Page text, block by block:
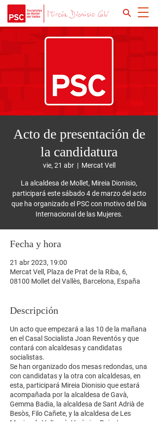
Acto de presentación de
la candidatura
vie, 21 abr
  |
Mercat Vell
La alcaldesa de Mollet, Mireia Dionisio,
participará este sábado 4 de marzo del acto
que ha organizado el PSC con motivo del Día
Internacional de las Mujeres.
Fecha y hora
21 abr 2023, 19:00
Mercat Vell, Plaza de Prat de la Riba, 6,
08100 Mollet del Vallès, Barcelona, España
Descripción
Un acto que empezará a las 10 de la mañana
en el Casal Socialista Joan Reventós y que
contará con alcaldesas y candidatas
socialistas.
Se han organizado dos mesas redondas, una
con candidatas y la otra con alcaldesas, en
esta, participará Mireia Dionisio que estará
acompañada por la alcaldesa de Gavà,
Gemma Badia, la alcaldesa de Sant Adrià de
Besòs, Filo Cañete, y la alcaldesa de Les
Masies de Voltregà, Verònica Ruiz. La mesa